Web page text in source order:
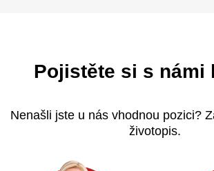
Pojistěte si s námi
Nenašli jste u nás vhodnou pozici?
životopis.